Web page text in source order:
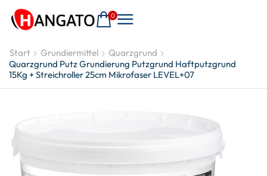
0
Start Grundiermittel
Quarzgrund
Quarzgrund Putz Grundierung Putzgrund Haftputzgrund
15Kg + Streichroller 25cm Mikrofaser LEVEL+07